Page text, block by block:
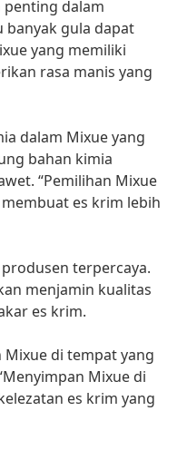
penting dalam
banyak gula dapat
yang memiliki
rasa manis yang
dalam Mixue yang
bahan kimia
“Pemilihan Mixue
es krim lebih
terpercaya.
menjamin kualitas
es krim.
di tempat yang
Mixue di
es krim yang